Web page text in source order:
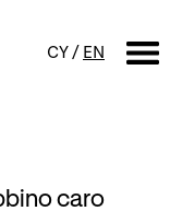
CY / EN
caro